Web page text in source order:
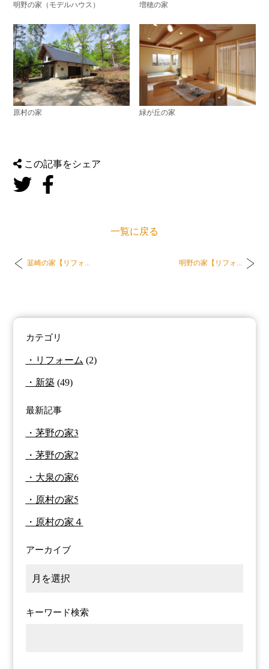
明野の家（モデルハウス） 増穂の家
原村の家 緑が丘の家
この記事をシェア
一覧に戻る
韮崎の家【リフォ... 明野の家【リフォ...
カテゴリ
リフォーム (2)
新築(49)
最新記事
茅野の家3
茅野の家2
大泉の家6
原村の家5
原村の家４
アーカイブ
キーワード検索